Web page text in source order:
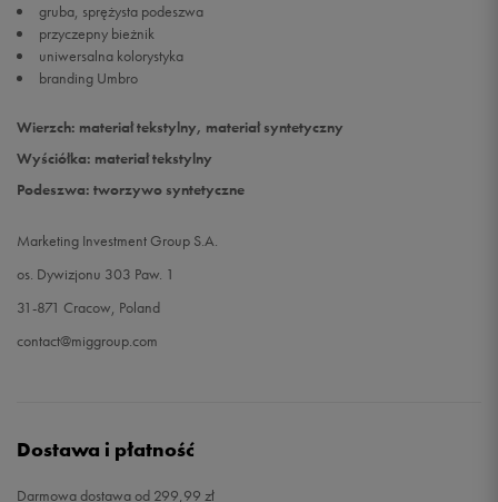
gruba, sprężysta podeszwa
przyczepny bieżnik
uniwersalna kolorystyka
branding Umbro
Wierzch: materiał tekstylny, materiał syntetyczny
Wyściółka: materiał tekstylny
Podeszwa: tworzywo syntetyczne
Marketing Investment Group S.A.
os. Dywizjonu 303 Paw. 1
31-871 Cracow, Poland
contact@miggroup.com
Dostawa i płatność
Darmowa dostawa od 299,99 zł